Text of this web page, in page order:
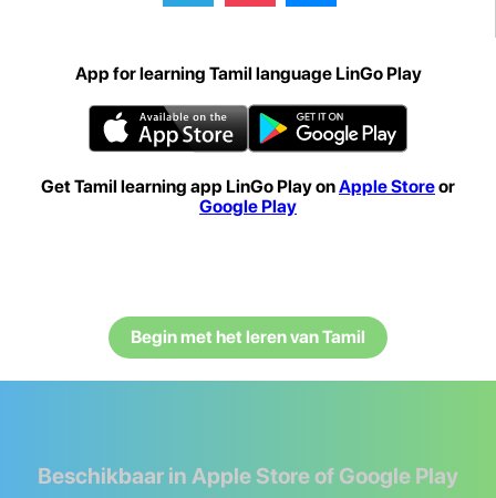
App for learning Tamil language LinGo Play
Get Tamil learning app LinGo Play onApple Storeor
Google Play
Begin met het leren van Tamil
Beschikbaar in Apple Store of Google Play